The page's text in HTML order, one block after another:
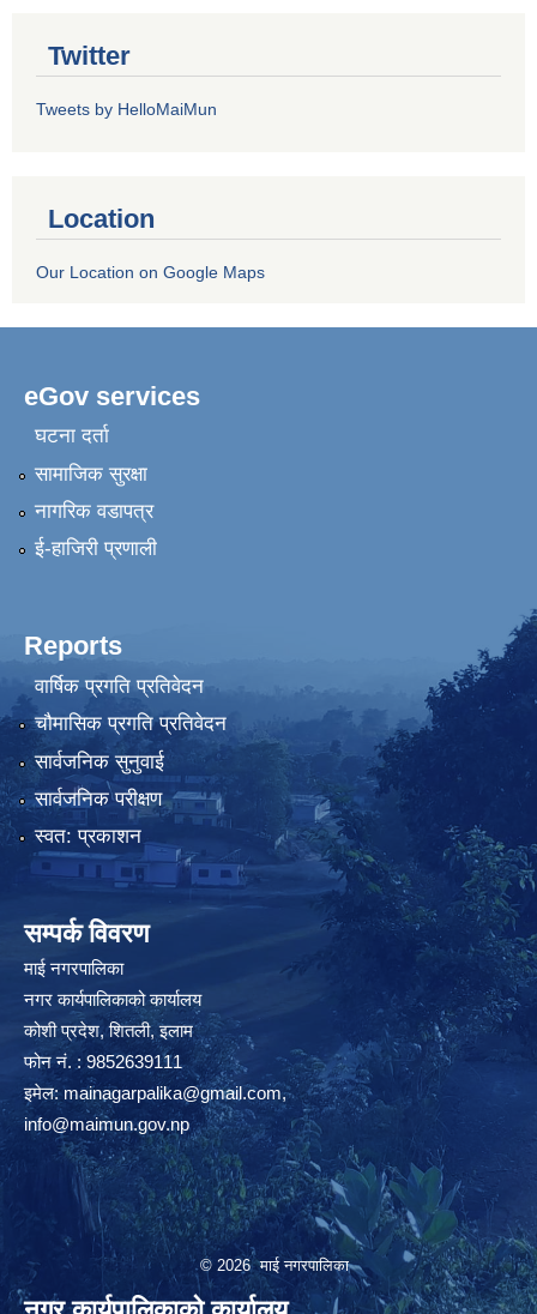
Twitter
Tweets by HelloMaiMun
Location
Our Location on Google Maps
eGov services
घटना दर्ता
सामाजिक सुरक्षा
नागरिक वडापत्र
ई-हाजिरी प्रणाली
Reports
वार्षिक प्रगति प्रतिवेदन
चौमासिक प्रगति प्रतिवेदन
सार्वजनिक सुनुवाई
सार्वजनिक परीक्षण
स्वत: प्रकाशन
सम्पर्क विवरण
माई नगरपालिका
नगर कार्यपालिकाको कार्यालय
कोशी प्रदेश, शितली, इलाम
फोन नं. : 9852639111
इमेल:mainagarpalika@gmail.com,
info@maimun.gov.np
© 2026 माई नगरपालिका